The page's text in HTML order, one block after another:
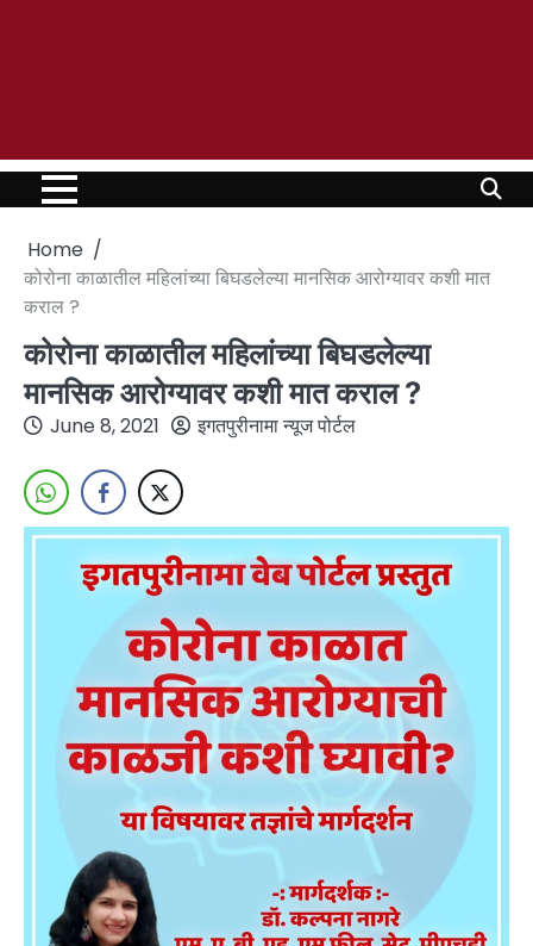
Home
कोरोना काळातील महिलांच्या बिघडलेल्या मानसिक आरोग्यावर कशी मात
कराल ?
कोरोना काळातील महिलांच्या बिघडलेल्या
मानसिक आरोग्यावर कशी मात कराल ?
June 8, 2021 इगतपुरीनामा न्यूज पोर्टल